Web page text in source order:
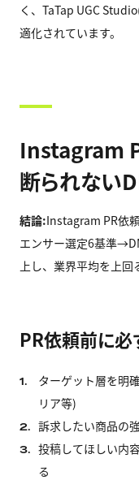
く、TaTap UGC
適化されています。
Instagram
断られない
結論:Instagram PR依
エンサー選定6基準
上し、業界平均を上回
PR依頼前に必
1.
ターゲット層を明
リア等)
2. 訴求したい商品の
3. 投稿してほしい内
る